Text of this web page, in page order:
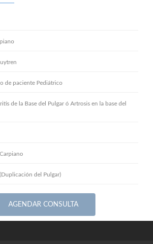
de paciente Pediátrico
de la Base del Pulgar ó Artrosis en la base del
del Pulgar)
AGENDAR CONSULTA